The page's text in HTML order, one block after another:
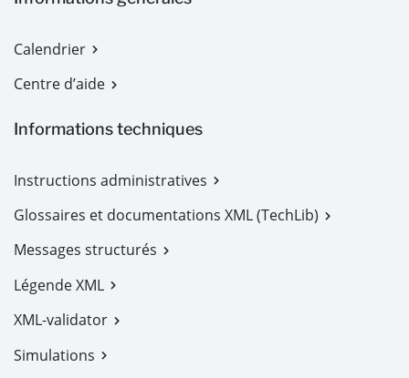
Calendrier
Centre d’aide
Informations techniques
Instructions administratives
Glossaires et documentations XML (TechLib)
Messages structurés
Légende XML
XML-validator
Simulations